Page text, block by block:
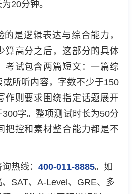
20分钟。
的是逻辑表达与综合能力，
算高分之后，这部分的具体
考试包含两篇短文：一篇综
所听内容，字数不少于150
作则要求围绕指定话题展开
字。整项测试时长为50分
把控和素材整合能力都是不
热线： 400-011-8885。如
SAT、A-Level、GRE、多